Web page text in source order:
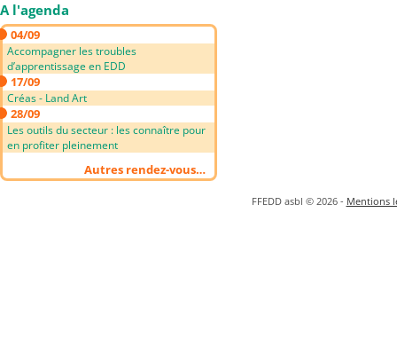
A l'agenda
04/09
Accompagner les troubles
d’apprentissage en EDD
17/09
Créas - Land Art
28/09
Les outils du secteur : les connaître pour
en profiter pleinement
Autres rendez-vous…
FFEDD asbl © 2026 - Mentions